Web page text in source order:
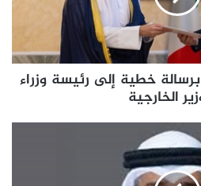
خطية إلى رئيسة وزراء
الخارجية